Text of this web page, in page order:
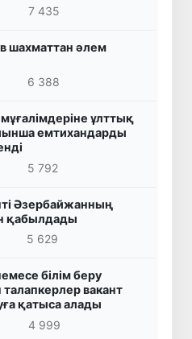
7 435
шахматтан әлем
6 388
ұлттық
емтихандарды
5 792
Әзербайжанның
қабылдады
5 629
білім беру
вакант
қатыса алады
4 999